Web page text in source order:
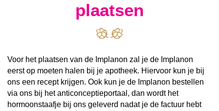
plaatsen
Voor het plaatsen van de Implanon zal je de Implanon
eerst op moeten halen bij je apotheek. Hiervoor kun je bij
ons een recept krijgen. Ook kun je de Implanon bestellen
via ons bij het anticonceptieportaal, dan wordt het
hormoonstaafje bij ons geleverd nadat je de factuur hebt